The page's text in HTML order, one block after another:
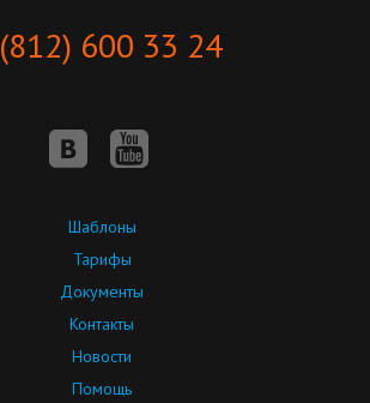
(812) 600 33 24
Шаблоны
Тарифы
Документы
Контакты
Новости
Помощь